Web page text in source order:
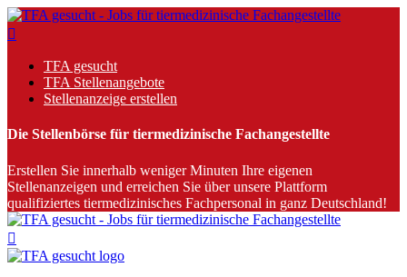
TFA gesucht
TFA Stellenangebote
Stellenanzeige erstellen
Die Stellenbörse für tiermedizinische Fachangestellte
Erstellen Sie innerhalb weniger Minuten Ihre eigenen
Stellenanzeigen und erreichen Sie über unsere Plattform
qualifiziertes tiermedizinisches Fachpersonal in ganz Deutschland!